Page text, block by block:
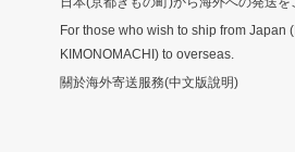
For those who wish to ship from Japan
KIMONOMACHI) to overseas.
關於海外寄送服務(中文版說明)